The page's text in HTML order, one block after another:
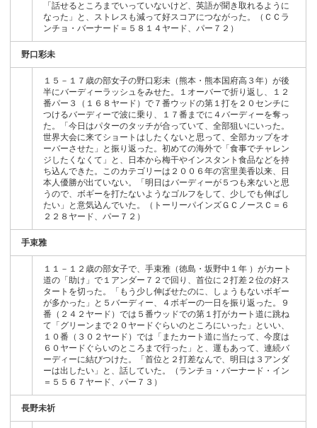
「話せるところまでいっていないけど、英語が聞き取れるように
なった」と、ストレスも減って好スコアにつながった。（ＣＣラ
ンチョ・バーナード＝５８１４ヤード、パー７２）
野口彩未
１５－１７歳の部女子の野口彩未（熊本・熊本国府高３年）が後
半にバーディーラッシュをみせた。１オーバーで折り返し、１２
番パー３（１６８ヤード）で７番ウッドの第１打を２０センチに
つけるバーディーで波に乗り、１７番までに４バーディーを奪っ
た。「今日はパターのタッチが合っていて、全部狙いにいった。
世界大会に来てショートはしたくないと思って、全部カップをオ
ーバーさせた」と振り返った。初めての海外で「食事でチャレン
ジしたくなくて」と、日本から梅干やインスタント食品などを持
ち込んできた。このカテゴリーは２００６年の宮里美香以来、日
本人優勝が出ていない。「明日はバーディーが５つも来ないと思
うので、ボギーを打たないようなゴルフをして、少しでも伸ばし
たい」と意気込んでいた。（トーリーパインズＧＣノースＣ＝６
２２８ヤード、パー７２）
手束雅
１１－１２歳の部女子で、手束雅（徳島・坂野中１年 ）がカート
道の「助け」で１アンダー７２で回り、首位に２打差２位の好ス
タートを切った。「もう少し伸ばせたのに、しょうもないボギー
が多かった」と５バーディー、４ボギーの一日を振り返った。９
番（２４２ヤード）では５番ウッドでの第１打がカート道に跳ね
て「グリーンまで２０ヤードぐらいのところにいった」といい、
１０番（３０２ヤード）では「またカート道に当たって、今度は
６０ヤードぐらいのところまで行った」と、運もあって、連続バ
ーディーに結びつけた。「首位と２打差なんで、明日は３アンダ
ーは出したい」と、話していた。（ランチョ・バーナード・イン
＝５５６７ヤード、パー７３）
長野未祈